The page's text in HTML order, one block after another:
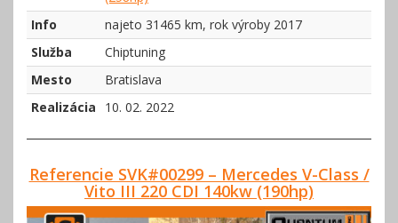
Info
najeto 31465 km, rok výroby 2017
Služba
Chiptuning
Mesto
Bratislava
Realizácia
10. 02. 2022
Referencie SVK#00299 – Mercedes V-Class /
Vito III 220 CDI 140kw (190hp)